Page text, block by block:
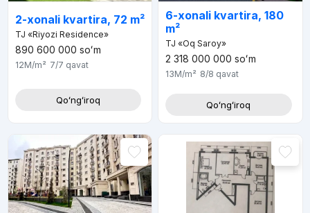
2-xonali kvartira, 72 m²
TJ «Riyozi Residence»
890 600 000 soʻm
12M/m² 7/7 qavat
Qoʻngʻiroq
6-xonali kvartira, 180
m²
TJ «Oq Saroy»
2 318 000 000 soʻm
13M/m² 8/8 qavat
Qoʻngʻiroq